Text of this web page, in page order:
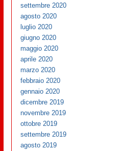
settembre 2020
agosto 2020
luglio 2020
giugno 2020
maggio 2020
aprile 2020
marzo 2020
febbraio 2020
gennaio 2020
dicembre 2019
novembre 2019
ottobre 2019
settembre 2019
agosto 2019